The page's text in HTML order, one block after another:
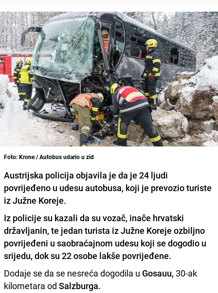
Foto: Krone / Autobus udario u zid
Austrijska policija objavila je da je 24 ljudi
povrijeđeno u udesu autobusa, koji je prevozio turiste
iz Južne Koreje.
Iz policije su kazali da su vozač, inače hrvatski
državljanin, te jedan turista izJužne Koreje ozbiljno
povrijeđeni u saobraćajnom udesu koji se dogodio u
srijedu, dok su 22 osobe lakše povrijeđene.
Dodaje se da se nesreća dogodila u Gosauu, 30-ak
kilometara od Salzburga.